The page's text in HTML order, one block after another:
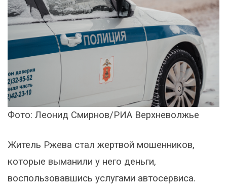
Фото: Леонид Смирнов/РИА Верхневолжье
Житель Ржева стал жертвой мошенников,
которые выманили у него деньги,
воспользовавшись услугами автосервиса.